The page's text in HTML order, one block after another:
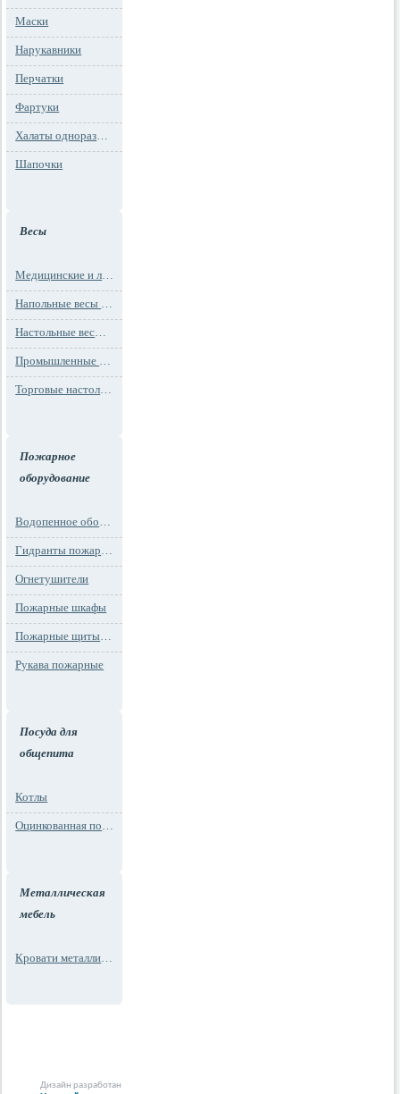
Маски
Нарукавники
Перчатки
Фартуки
Халаты одноразовые
Шапочки
Весы
Медицинские и лабораторные весы
Напольные весы MAX до 1000 кг (до 1 т)
Настольные весы для фасовки MAX до 30 кг
Промышленные весы (до 100 тонн)
Торговые настольные весы MAX до 30 кг
Пожарное
оборудование
Водопенное оборудование
Гидранты пожарные и подставки
Огнетушители
Пожарные шкафы
Пожарные щиты и стенды
Рукава пожарные
Посуда для
общепита
Котлы
Оцинкованная посуда
Металлическая
мебель
Кровати металлические
Дизайн разработан